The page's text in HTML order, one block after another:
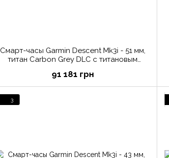
Смарт-часы Garmin Descent Mk3i - 51 мм,
титан Carbon Grey DLC с титановым
91 181 грн
3